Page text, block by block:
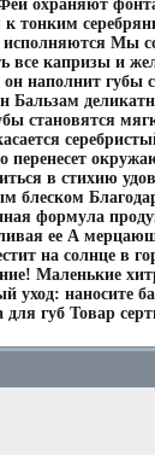
охраняют
к тонким
исполняются Мы
все капризы и
наполнит губы
Бальзам
становятся
в стихию
блеском
формула
ее А
на солнце в
Маленькие
наносите
губ Товар